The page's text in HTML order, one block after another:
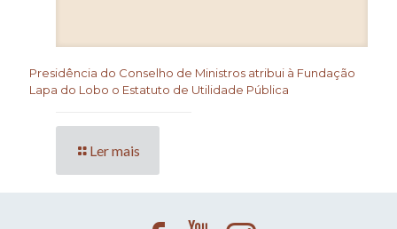
Presidência do Conselho de Ministros atribui à Fundação
Lapa do Lobo o Estatuto de Utilidade Pública
Ler mais